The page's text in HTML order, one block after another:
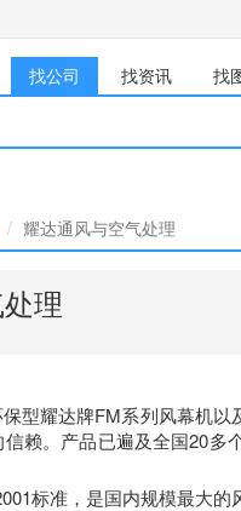
找公司 找资讯 找
耀达通风与空气处理
理
型耀达牌FM系列风幕机
赖。产品已遍及全国20
标准，是国内规模最大